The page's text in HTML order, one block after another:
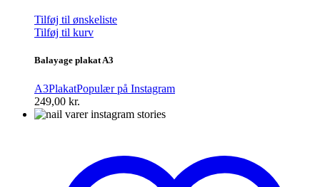
Tilføj til ønskeliste
Tilføj til kurv
Balayage plakat A3
A3PlakatPopulær på Instagram
249,00 kr.